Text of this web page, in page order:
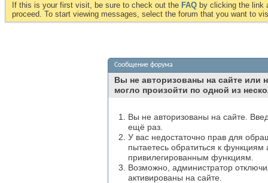
If this is your first visit, be sure to check out the FAQ by clicking the link
proceed. To start viewing messages, select the forum that you want to
Сообщение форума
Вы не авторизованы на сайте или
могло произойти по одной из
Вы не авторизованы на сайте.
ещё раз.
У вас недостаточно прав для
пытаетесь обратиться к
привилегированным функциям.
Возможно, администратор
активированы на сайте.